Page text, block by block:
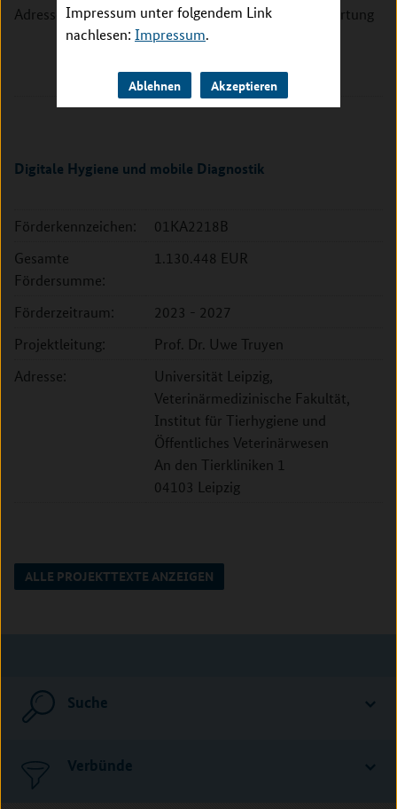
Impressum unter folgendem Link
nachlesen: Impressum.
Ablehnen Akzeptieren
Adresse:
Bundesinstitut für Risikobewertung
(BfR)
10589 Berlin
Digitale Hygiene und mobile Diagnostik
Förderkennzeichen:
01KA2218B
Gesamte
Fördersumme:
1.130.448 EUR
Förderzeitraum:
2023 - 2027
Projektleitung:
Prof. Dr. Uwe Truyen
Adresse:
Universität Leipzig,
Veterinärmedizinische Fakultät,
Institut für Tierhygiene und
Öffentliches Veterinärwesen
An den Tierkliniken 1
04103 Leipzig
ALLE PROJEKTTEXTE ANZEIGEN
Suche
Verbünde